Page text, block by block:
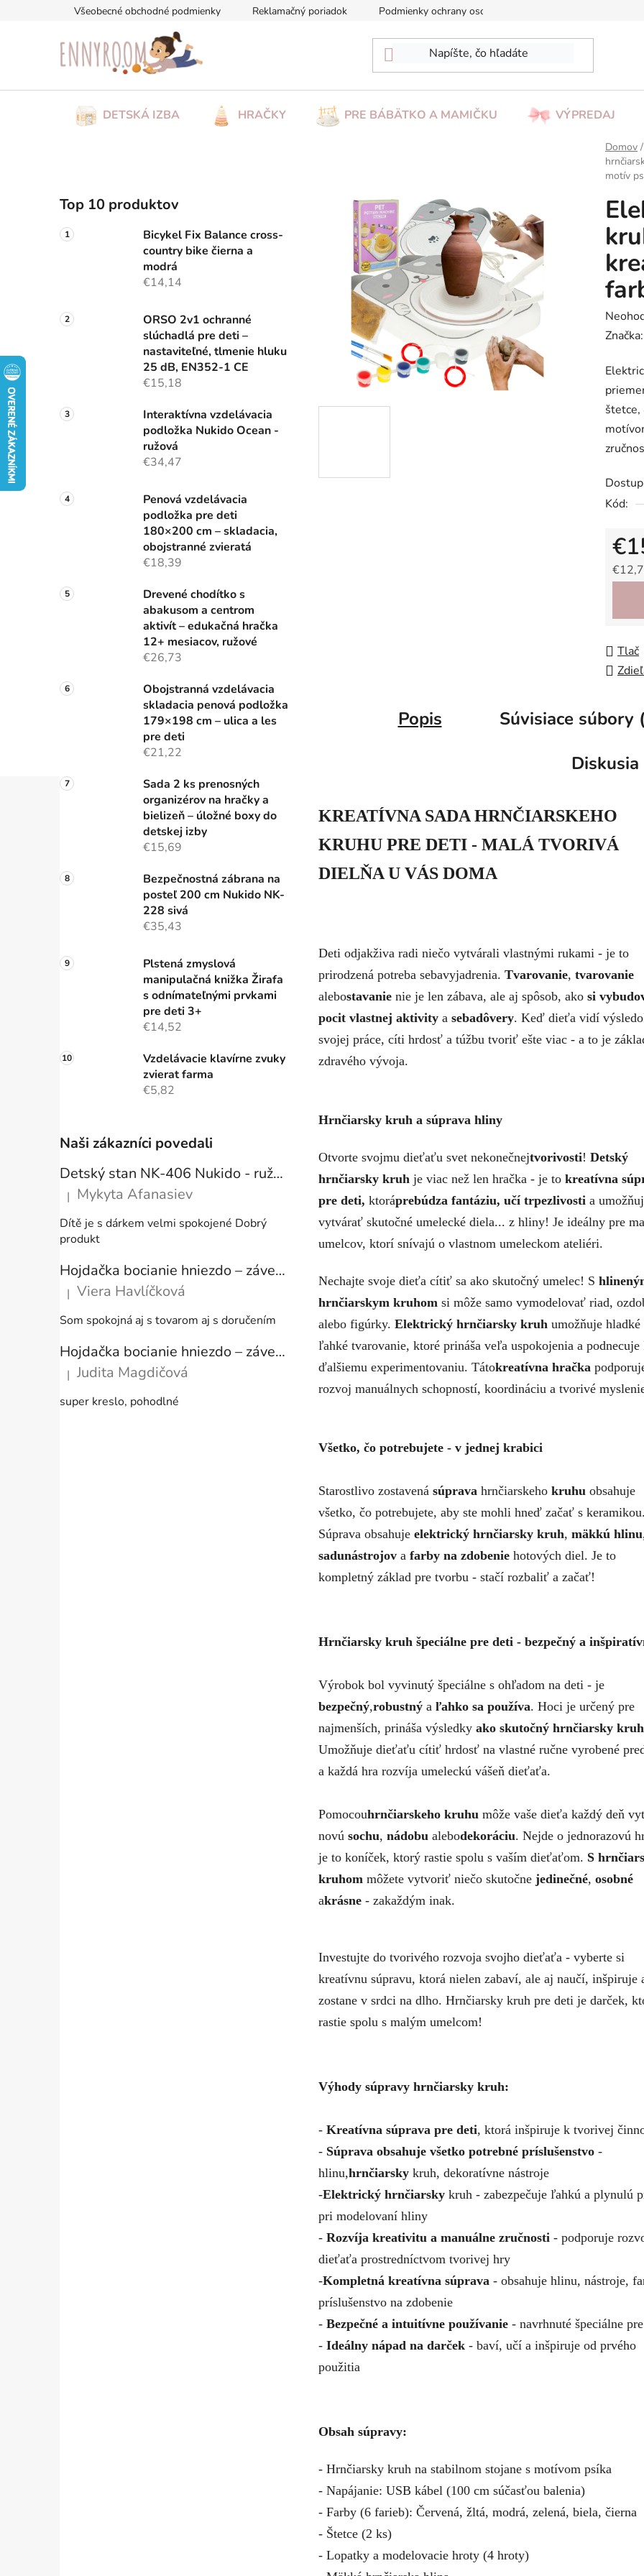
Všeobecné obchodné podmienky Reklamačný poriadok Podmienky ochrany osobných údajov
DETSKÁ IZBA HRAČKY PRE BÁBÄTKO A MAMIČKU VÝPREDAJ
Domov /
motív
o
č
n
n
Top 10 produktov
Bicykel Fix Balance cross-
country bike čierna a
modrá
€14,14
ORSO 2v1 ochranné
slúchadlá pre deti –
nastaviteľné, tlmenie hluku
25 dB, EN352-1 CE
€15,18
Interaktívna vzdelávacia
podložka Nukido Ocean -
ružová
€34,47
Penová vzdelávacia
podložka pre deti
180×200 cm – skladacia,
obojstranné zvieratá
€18,39
Drevené chodítko s
abakusom a centrom
aktivít – edukačná hračka
12+ mesiacov, ružové
€26,73
Obojstranná vzdelávacia
skladacia penová podložka
179×198 cm – ulica a les
pre deti
€21,22
Sada 2 ks prenosných
organizérov na hračky a
bielizeň – úložné boxy do
detskej izby
€15,69
Bezpečnostná zábrana na
posteľ 200 cm Nukido NK-
228 sivá
€35,43
Plstená zmyslová
manipulačná knižka Žirafa
s odnímateľnými prvkami
pre deti 3+
€14,52
Vzdelávacie klavírne zvuky
zvierat farma
€5,82
Naši zákazníci povedali
Detský stan NK-406 Nukido - ružový
Hodnotenie produktu je 5 z 5 hviezdičiek.
| Mykyta Afanasiev
Dítě je s dárkem velmi spokojené Dobrý
produkt
Hojdačka bocianie hniezdo – závesné kreslo s vankúšom ecru, 80 cm, nosnosť 150 kg
Hodnotenie produktu je 5 z 5 hviezdičiek.
| Viera Havlíčková
Som spokojná aj s tovarom aj s doručením
Hojdačka bocianie hniezdo – závesné kreslo s vankúšom ecru, 80 cm, nosnosť 150 kg
Hodnotenie produktu je 5 z 5 hviezdičiek.
| Judita Magdičová
super kreslo, pohodlné
je
0,0
z
5
Značka:
štetce,
Kód:
Tlač
Popis Súvisiace súbory
Diskusia
KREATÍVNA SADA HRNČIARSKEHO
KRUHU PRE DETI - MALÁ TVORIVÁ
DIELŇA U VÁS DOMA
Deti odjakživa radi niečo vytvárali vlastnými rukami - je to
prirodzená potreba sebavyjadrenia. Tvarovanie, tvarovanie
alebostavanie nie je len zábava, ale aj spôsob, ako si
pocit vlastnej aktivity a sebadôvery. Keď dieťa vidí
svojej práce, cíti hrdosť a túžbu tvoriť ešte viac - a to je
zdravého vývoja.
Hrnčiarsky kruh a súprava hliny
Otvorte svojmu dieťaťu svet nekonečnejtvorivosti! Detský
hrnčiarsky kruh je viac než len hračka - je to kreatívna
pre deti, ktoráprebúdza fantáziu, učí trpezlivosti a
vytvárať skutočné umelecké diela... z hliny! Je ideálny pre
umelcov, ktorí snívajú o vlastnom umeleckom ateliéri.
Nechajte svoje dieťa cítiť sa ako skutočný umelec! S
hrnčiarskym kruhom si môže samo vymodelovať riad,
alebo figúrky. Elektrický hrnčiarsky kruh umožňuje hladké
ľahké tvarovanie, ktoré prináša veľa uspokojenia a podnecuje
ďalšiemu experimentovaniu. Tátokreatívna hračka
rozvoj manuálnych schopností, koordináciu a tvorivé
Všetko, čo potrebujete - v jednej krabici
Starostlivo zostavená súprava hrnčiarskeho kruhu obsahuje
všetko, čo potrebujete, aby ste mohli hneď začať s keramikou.
Súprava obsahuje elektrický hrnčiarsky kruh, mäkkú hlinu
sadunástrojov a farby na zdobenie hotových diel. Je to
kompletný základ pre tvorbu - stačí rozbaliť a začať!
Hrnčiarsky kruh špeciálne pre deti - bezpečný a
Výrobok bol vyvinutý špeciálne s ohľadom na deti - je
bezpečný,robustný a ľahko sa používa. Hoci je určený pre
najmenších, prináša výsledky ako skutočný hrnčiarsky kruh
Umožňuje dieťaťu cítiť hrdosť na vlastné ručne vyrobené
a každá hra rozvíja umeleckú vášeň dieťaťa.
Pomocouhrnčiarskeho kruhu môže vaše dieťa každý deň
novú sochu, nádobu alebodekoráciu. Nejde o jednorazovú
je to koníček, ktorý rastie spolu s vaším dieťaťom. S
kruhom môžete vytvoriť niečo skutočne jedinečné, osobné
akrásne - zakaždým inak.
Investujte do tvorivého rozvoja svojho dieťaťa - vyberte si
kreatívnu súpravu, ktorá nielen zabaví, ale aj naučí, inšpiruje
zostane v srdci na dlho. Hrnčiarsky kruh pre deti je darček,
rastie spolu s malým umelcom!
Výhody súpravy hrnčiarsky kruh:
- Kreatívna súprava pre deti, ktorá inšpiruje k tvorivej
- Súprava obsahuje všetko potrebné príslušenstvo -
hlinu,hrnčiarsky kruh, dekoratívne nástroje
-Elektrický hrnčiarsky kruh - zabezpečuje ľahkú a plynulú
pri modelovaní hliny
- Rozvíja kreativitu a manuálne zručnosti - podporuje
dieťaťa prostredníctvom tvorivej hry
-Kompletná kreatívna súprava - obsahuje hlinu, nástroje,
príslušenstvo na zdobenie
- Bezpečné a intuitívne používanie - navrhnuté špeciálne
- Ideálny nápad na darček - baví, učí a inšpiruje od prvého
použitia
Obsah súpravy:
- Hrnčiarsky kruh na stabilnom stojane s motívom psíka
- Napájanie: USB kábel (100 cm súčasťou balenia)
- Farby (6 farieb): Červená, žltá, modrá, zelená, biela, čierna
- Štetce (2 ks)
- Lopatky a modelovacie hroty (4 hroty)